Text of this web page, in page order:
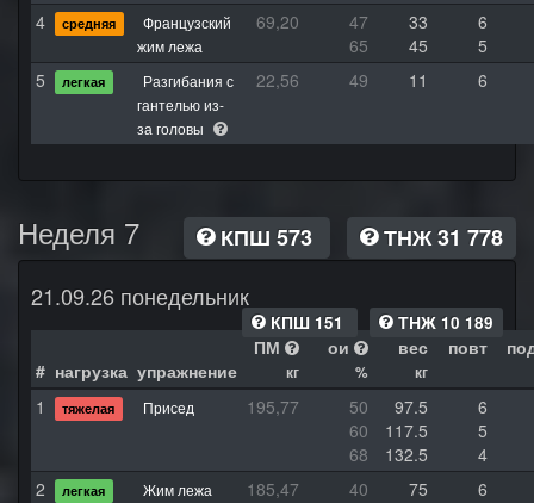
4 средняя
Французский
жим лежа
69,20 47 33
6
65
45
5
5
легкая
Разгибания с
гантелью из-
за головы
22,56 49 11 6
Неделя 7 КПШ 573
ТНЖ 31 778
21.09.26 понедельник
КПШ 151 ТНЖ 10 189
# нагрузка упражнение
ПМ
кг
ои
%
вес
кг
повт
1 тяжелая Присед 195,77 50 97.5
6
60
117.5
5
68
132.5
4
2
легкая Жим лежа 185,47 40 75
6